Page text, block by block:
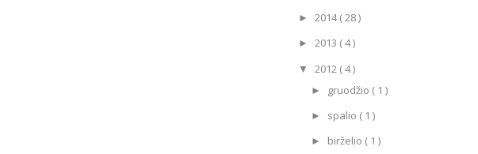
► 2014( 28 )
► 2013 ( 4 )
▼ 2012 ( 4 )
► gruodžio ( 1 )
► spalio ( 1 )
► birželio ( 1 )